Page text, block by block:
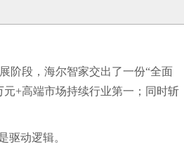
阶段，海尔智家交出了一份“全面
元+高端市场持续行业第一；同时斩
驱动逻辑。